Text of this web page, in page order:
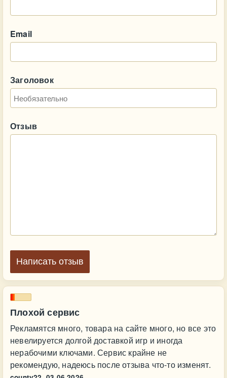
Плохой сервис
Рекламятся много, товара на сайте много, но все это
невелируется долгой доставкой игр и иногда
нерабочими ключами. Сервис крайне не
рекомендую, надеюсь после отзыва что-то изменят.
Email
Заголовок
Отзыв
Написать отзыв